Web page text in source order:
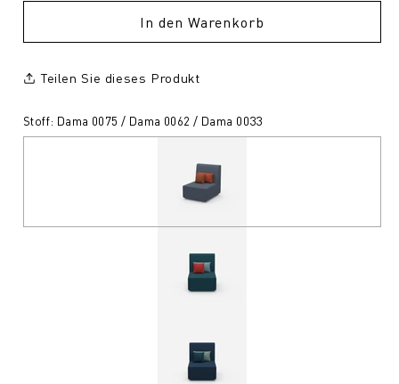
In den Warenkorb
Teilen Sie dieses Produkt
Stoff: Dama 0075 / Dama 0062 / Dama 0033